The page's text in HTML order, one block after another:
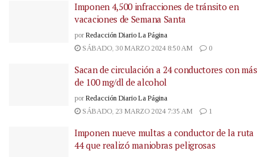
Imponen 4,500 infracciones de tránsito en
vacaciones de Semana Santa
por Redacción Diario La Página
SÁBADO, 30 MARZO 2024 8:50 AM
0
Sacan de circulación a 24 conductores con más
de 100 mg/dl de alcohol
por Redacción Diario La Página
SÁBADO, 23 MARZO 2024 7:35 AM
1
Imponen nueve multas a conductor de la ruta
44 que realizó maniobras peligrosas